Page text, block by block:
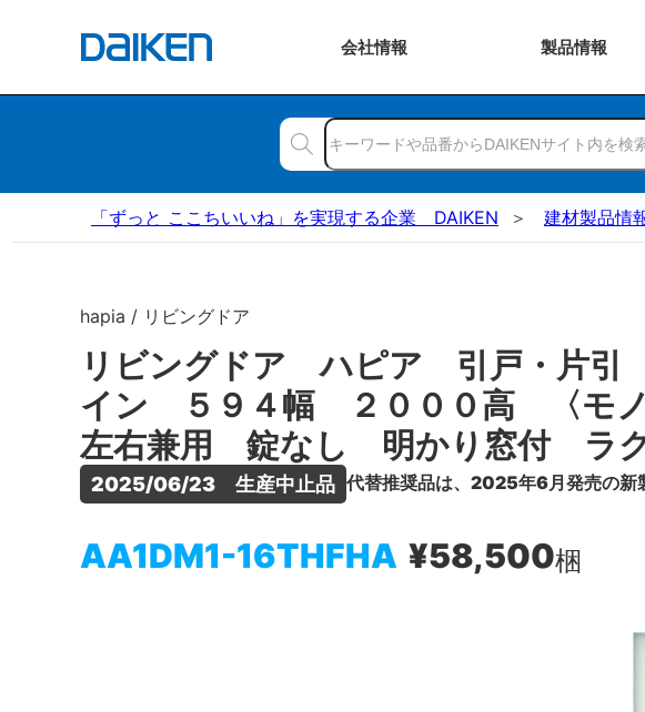
会社情報 製品情報
「ずっと ここちいいね」を実現する企業 DAIKEN 建材製品情
hapia / リビングドア
リビングドア ハピア 引戸・片
イン ５９４幅 ２０００高 〈モ
左右兼用 錠なし 明かり窓付 ラ
2025/06/23　生産中止品 代替推奨品は、2025年6月発売の新
AA1DM1-16THFHA ¥58,500梱